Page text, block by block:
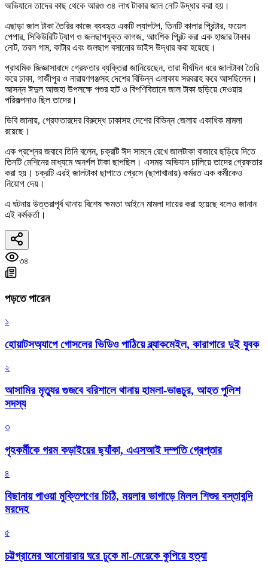
অভিযানে তাদের কাছ থেকে আরও ৩৪ লাখ টাকার জাল নোট উদ্ধার করা হয়।
এছাড়া জাল টাকা তৈরির কাজে ব্যবহৃত একটি ল্যাপটপ, তিনটি কালার প্রিন্টার, ফয়েল
পেপার, সিকিউরিটি ট্যাগ ও জলছাপযুক্ত কাগজ, আংশিক প্রিন্ট করা এক হাজার টাকার
নোট, তরল গাম, কাটার এবং জলছাপ বসানোর ডাইস উদ্ধার করা হয়েছে।
প্রাথমিক জিজ্ঞাসাবাদে গ্রেফতার ব্যক্তিরা জানিয়েছেন, তারা দীর্ঘদিন ধরে জালটাকা তৈরি
করে ঢাকা, গাজীপুর ও নারায়ণগঞ্জসহ দেশের বিভিন্ন এলাকায় সরবরাহ করে আসছিলেন।
আসন্ন ঈদুল আজহা উপলক্ষে পশুর হাট ও বিপণিবিতানে জাল টাকা ছড়িয়ে দেওয়ার
পরিকল্পনাও ছিল তাদের।
ডিবি জানায়, গ্রেফতারদের বিরুদ্ধে ঢাকাসহ দেশের বিভিন্ন জেলায় একাধিক মামলা
রয়েছে।
এক প্রশ্নের জবাবে তিনি বলেন, চক্রটি ঈদ সামনে রেখে জালটাকা বাজারে ছড়িয়ে দিতে
তিনটি মেশিনের মাধ্যমে অনর্গল টাকা ছাপছিল। এসময় অভিযান চালিয়ে তাদের গ্রেফতার
করা হয়। চক্রটি এরই জালটাকা ছাপাতে প্রেসে (ছাপাখানায়) কর্মরত এক কর্মীকেও
নিয়োগ দেয়।
এ ঘটনায় উত্তরাপূর্ব থানায় বিশেষ ক্ষমতা আইনে মামলা দায়ের করা হয়েছে বলেও জানান
এই কর্মকর্তা।
৩৪
পড়তে পারেন
১
হোয়াটসঅ্যাপে গোসলের ভিডিও পাঠিয়ে ব্ল্যাকমেইল, কারাগারে দুই যুবক
২
আসামির মৃত্যুর গুজবে বরিশালে থানায় হামলা-ভাঙচুর, আহত পুলিশ
সদস্য
৩
গৃহকর্মীকে গরম কড়াইয়ের ছ্যাঁকা, এএসআই দম্পতি গ্রেপ্তার
৪
বিছানায় পাওয়া মুক্তিপণের চিঠি, ময়লার ভাগাড়ে মিলল শিশুর বস্তাবন্দি
মরদেহ
৫
চট্টগ্রামের আনোয়ারায় ঘরে ঢুকে মা-মেয়েকে কুপিয়ে হত্যা